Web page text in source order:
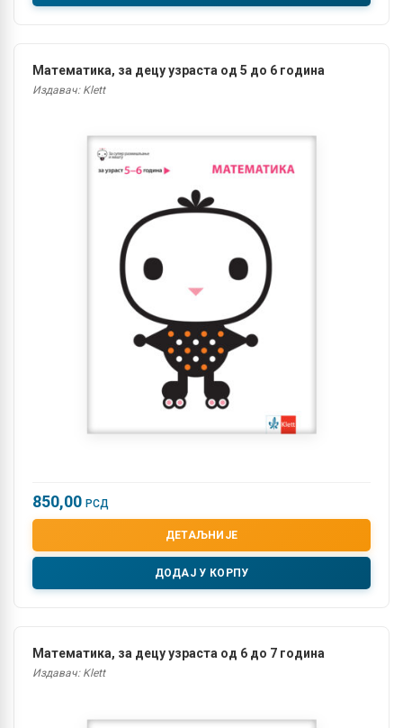
Математика, за децу узраста од 5 до 6 година
Издавач: Klett
850,00 РСД
ДЕТАЉНИЈЕ
ДОДАЈ У КОРПУ
Математика, за децу узраста од 6 до 7 година
Издавач: Klett